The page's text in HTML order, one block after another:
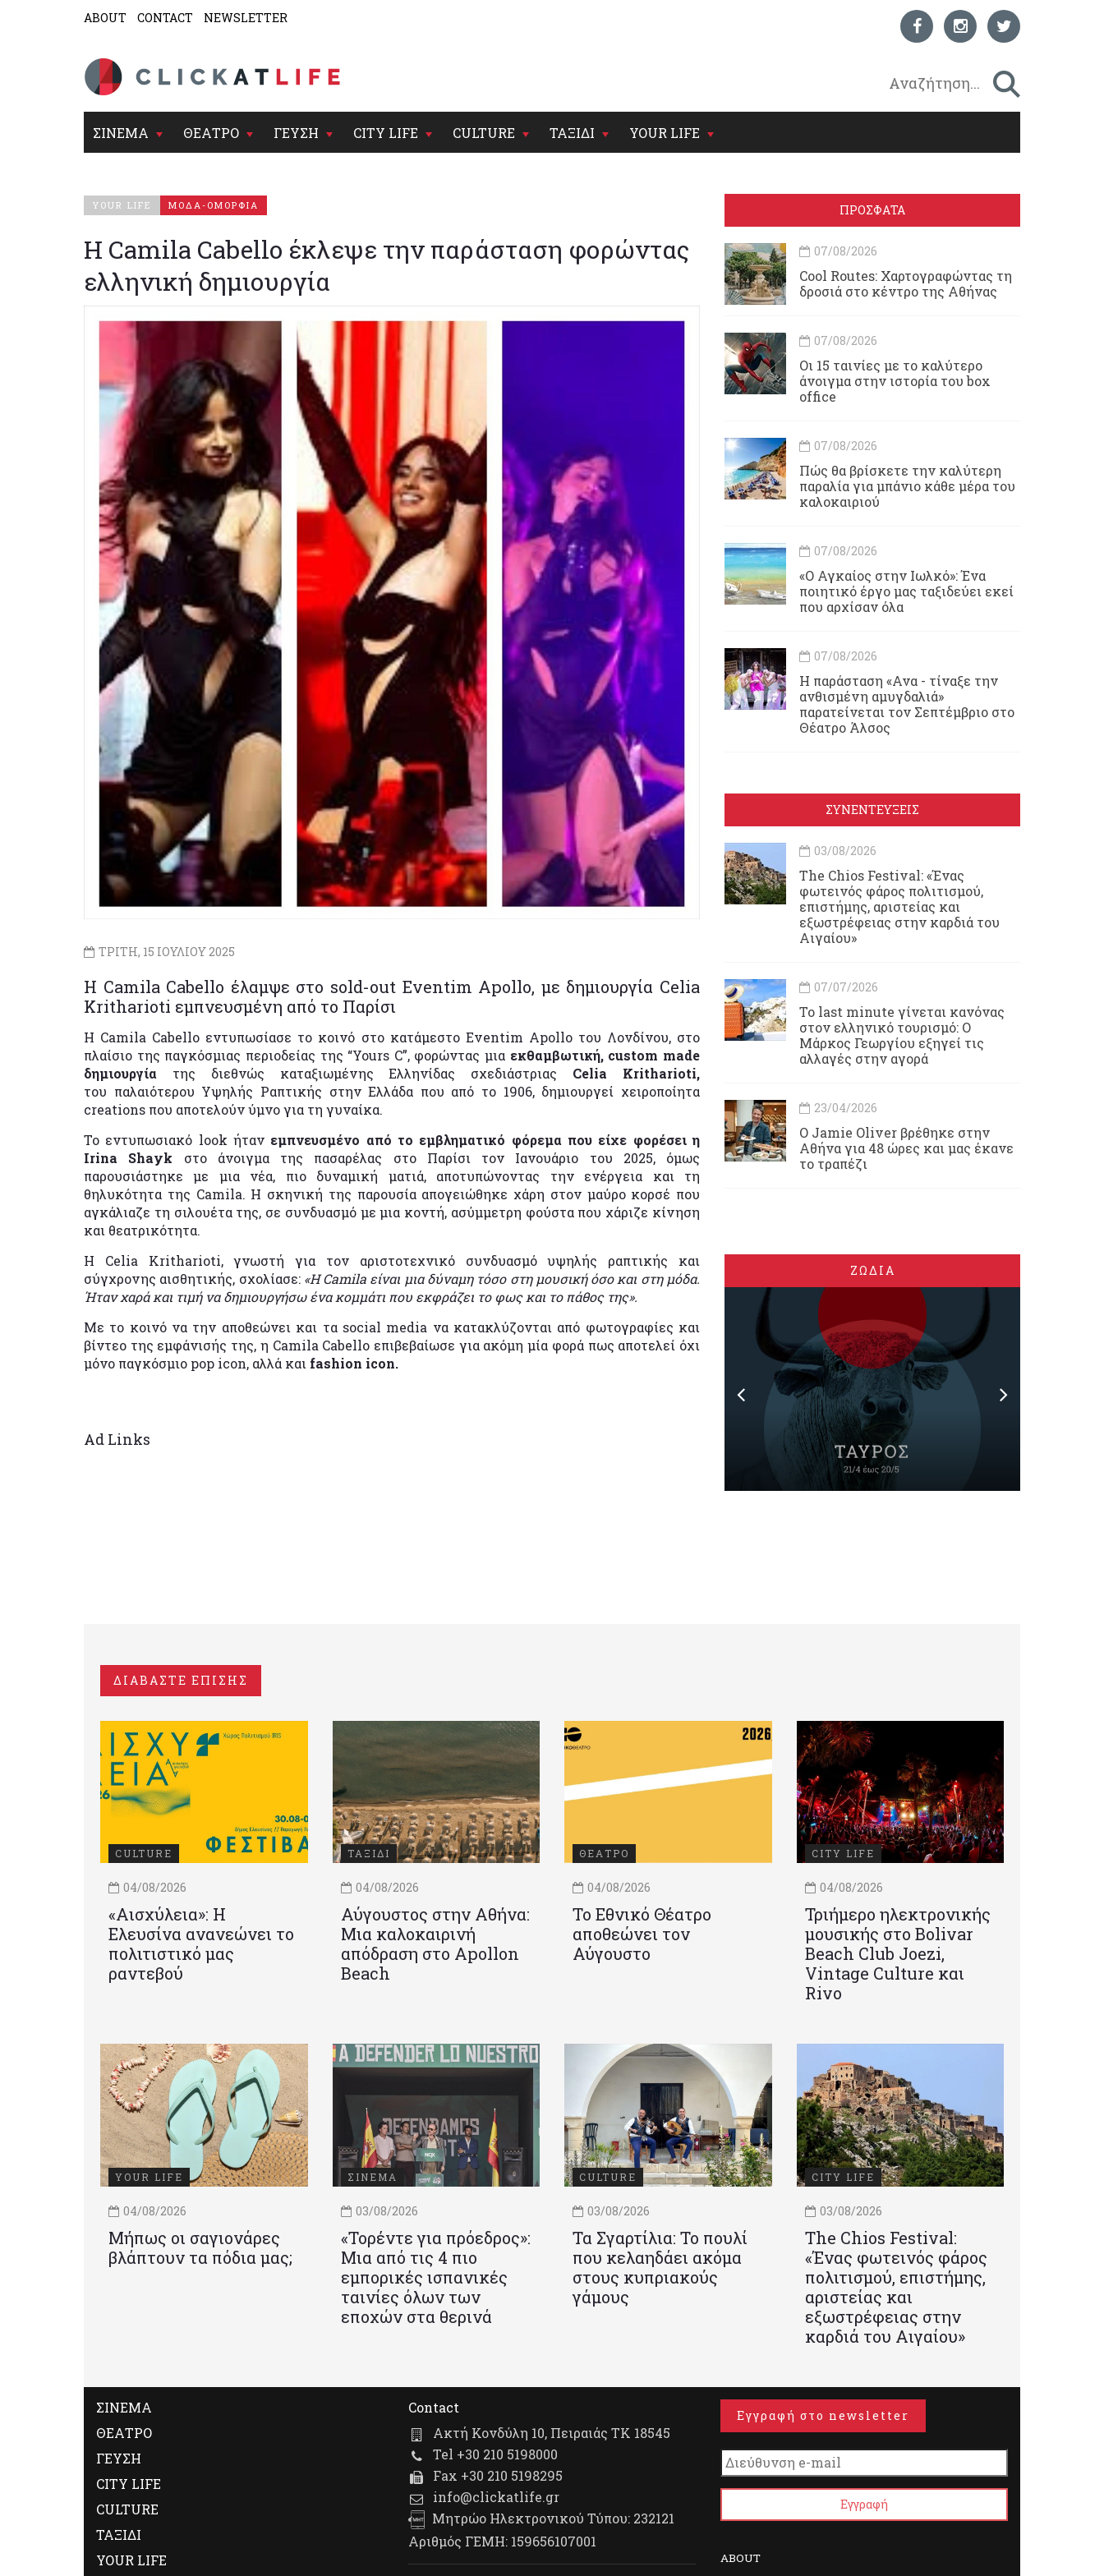
ABOUT CONTACT NEWSLETTER
ΣΙΝΕΜΑ ΘΕΑΤΡΟ ΓΕΥΣΗ CITY LIFE CULTURE ΤΑΞΙΔΙ YOUR LIFE
YOUR LIFE ΜΟΔΑ-ΟΜΟΡΦΙΑ
Η Camila Cabello έκλεψε την παράσταση φορώντας
ελληνική δημιουργία
ΤΡΙΤΗ, 15 ΙΟΥΛΙΟΥ 2025
Η Camila Cabello έλαμψε στο sold-out Eventim Apollo, με δημιουργία Celia
Kritharioti εμπνευσμένη από το Παρίσι
Η Camila Cabello εντυπωσίασε το κοινό στο κατάμεστο Eventim Apollo του Λονδίνου, στο
πλαίσιο της παγκόσμιας περιοδείας της “Yours C”, φορώντας μια εκθαμβωτική, custom made
δημιουργία της διεθνώς καταξιωμένης Ελληνίδας σχεδιάστριας Celia Kritharioti,
του παλαιότερου Υψηλής Ραπτικής στην Ελλάδα που από το 1906, δημιουργεί χειροποίητα
creations που αποτελούν ύμνο για τη γυναίκα.
Το εντυπωσιακό look ήταν εμπνευσμένο από το εμβληματικό φόρεμα που είχε φορέσει η
Irina Shayk στο άνοιγμα της πασαρέλας στο Παρίσι τον Ιανουάριο του 2025, όμως
παρουσιάστηκε με μια νέα, πιο δυναμική ματιά, αποτυπώνοντας την ενέργεια και τη
θηλυκότητα της Camila. Η σκηνική της παρουσία απογειώθηκε χάρη στον μαύρο κορσέ που
αγκάλιαζε τη σιλουέτα της, σε συνδυασμό με μια κοντή, ασύμμετρη φούστα που χάριζε κίνηση
και θεατρικότητα.
Η Celia Kritharioti, γνωστή για τον αριστοτεχνικό συνδυασμό υψηλής ραπτικής και
σύγχρονης αισθητικής, σχολίασε: «Η Camila είναι μια δύναμη τόσο στη μουσική όσο και στη μόδα.
Ήταν χαρά και τιμή να δημιουργήσω ένα κομμάτι που εκφράζει το φως και το πάθος της».
Με το κοινό να την αποθεώνει και τα social media να κατακλύζονται από φωτογραφίες και
βίντεο της εμφάνισής της, η Camila Cabello επιβεβαίωσε για ακόμη μία φορά πως αποτελεί όχι
μόνο παγκόσμιο pop icon, αλλά και fashion icon.
Ad Links
ΠΡΟΣΦΑΤΑ
07/08/2026
Cool Routes: Χαρτογραφώντας τη
δροσιά στο κέντρο της Αθήνας
07/08/2026
Οι 15 ταινίες με το καλύτερο
άνοιγμα στην ιστορία του box
office
07/08/2026
Πώς θα βρίσκετε την καλύτερη
παραλία για μπάνιο κάθε μέρα του
καλοκαιριού
07/08/2026
«Ο Αγκαίος στην Ιωλκό»: Ένα
ποιητικό έργο μας ταξιδεύει εκεί
που αρχίσαν όλα
07/08/2026
Η παράσταση «Ανα - τίναξε την
ανθισμένη αμυγδαλιά»
παρατείνεται τον Σεπτέμβριο στο
Θέατρο Άλσος
ΣΥΝΕΝΤΕΥΞΕΙΣ
03/08/2026
Τhe Chios Festival: «Ένας
φωτεινός φάρος πολιτισμού,
επιστήμης, αριστείας και
εξωστρέφειας στην καρδιά του
Αιγαίου»
07/07/2026
Το last minute γίνεται κανόνας
στον ελληνικό τουρισμό: Ο
Μάρκος Γεωργίου εξηγεί τις
αλλαγές στην αγορά
23/04/2026
Ο Jamie Oliver βρέθηκε στην
Αθήνα για 48 ώρες και μας έκανε
το τραπέζι
ΖΩΔΙΑ
ΔΙΑΒΑΣΤΕ ΕΠΙΣΗΣ
CULTURE
04/08/2026
«Αισχύλεια»: Η
Ελευσίνα ανανεώνει το
πολιτιστικό μας
ραντεβού
ΤΑΞΙΔΙ
04/08/2026
Αύγουστος στην Αθήνα:
Μια καλοκαιρινή
απόδραση στο Apollon
Beach
ΘΕΑΤΡΟ
04/08/2026
Το Εθνικό Θέατρο
αποθεώνει τον
Αύγουστο
CITY LIFE
04/08/2026
Τριήμερο ηλεκτρονικής
μουσικής στο Bolivar
Beach Club Joezi,
Vintage Culture και
Rivo
YOUR LIFE
04/08/2026
Μήπως οι σαγιονάρες
βλάπτουν τα πόδια μας;
ΣΙΝΕΜΑ
03/08/2026
«Τορέντε για πρόεδρος»:
Mια από τις 4 πιο
εμπορικές ισπανικές
ταινίες όλων των
εποχών στα θερινά
CULTURE
03/08/2026
Τα Σγαρτίλια: Το πουλί
που κελαηδάει ακόμα
στους κυπριακούς
γάμους
CITY LIFE
03/08/2026
Τhe Chios Festival:
«Ένας φωτεινός φάρος
πολιτισμού, επιστήμης,
αριστείας και
εξωστρέφειας στην
καρδιά του Αιγαίου»
ΣΙΝΕΜΑ
ΘΕΑΤΡΟ
ΓΕΥΣΗ
CITY LIFE
CULTURE
ΤΑΞΙΔΙ
YOUR LIFE
Contact
Ακτή Κονδύλη 10, Πειραιάς ΤΚ 18545
Tel +30 210 5198000
Fax +30 210 5198295
info@clickatlife.gr
Μητρώο Ηλεκτρονικού Τύπου: 232121
Αριθμός ΓΕΜΗ: 159656107001
Εγγραφή στο newsletter
ABOUT